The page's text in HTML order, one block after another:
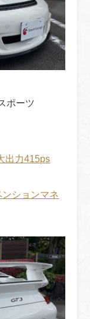
ポーツ
出力415ps
ションマネ